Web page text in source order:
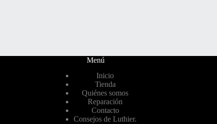
Menú
Inicio
Tienda
Quiénes somos
Reparación
Contacto
Consejos de Luthier.